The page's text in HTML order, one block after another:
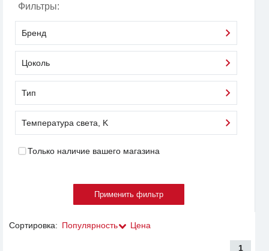
Фильтры:
Бренд
Цоколь
Тип
Температура света, K
Только наличие вашего магазина
Сортировка: Популярность Цена
1